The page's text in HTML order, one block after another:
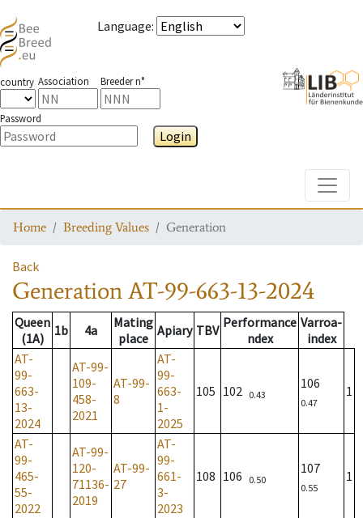
Language:
country Association Breeder n°
Password
Login
Home Breeding Values Generation
Back
GenerationAT-99-663-13-2024
Queen
(1A)
1b 4a
Mating
place Apiary TBV Performance
ndex
Varroa-
index
AT-
99-
663-
13-
2024
AT-99-
109-
458-
2021
AT-99-
8
AT-
99-
663-
1-
2025
105 102 0.43
106
0.47
1
AT-
99-
465-
55-
2022
AT-99-
120-
71136-
2019
AT-99-
27
AT-
99-
661-
3-
2023
108 106 0.50
107
0.55
1